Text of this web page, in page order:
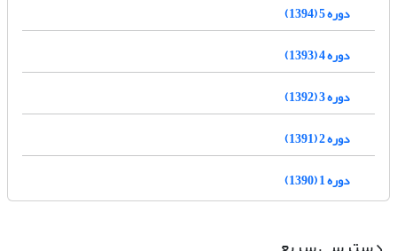
دوره 5 (1394)
دوره 4 (1393)
دوره 3 (1392)
دوره 2 (1391)
دوره 1 (1390)